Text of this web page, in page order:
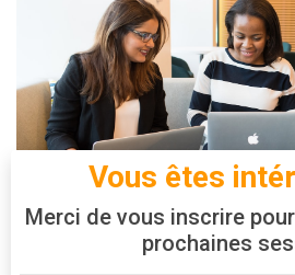
Vous êtes
Merci de vous inscrire
prochaines